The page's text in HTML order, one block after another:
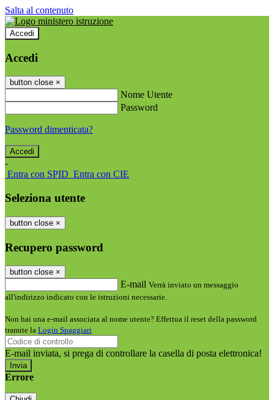
Salta al contenuto
Accedi
Accedi
button close ×
Nome Utente
Password
Password dimenticata?
-
Entra con SPID Entra con CIE
Seleziona utente
button close ×
Recupero password
button close ×
E-mail Verrà inviato un messaggio
all'indirizzo indicato con le istruzioni necessarie.
Non hai una e-mail associata al nome utente? Effettua il reset della password
tramite la Login Spaggiari
E-mail inviata, si prega di controllare la casella di posta elettronica!
Errore